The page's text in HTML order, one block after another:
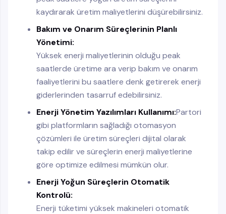
kaydırarak üretim maliyetlerini düşürebilirsiniz.
Bakım ve Onarım Süreçlerinin Planlı
Yönetimi:
Yüksek enerji maliyetlerinin olduğu peak
saatlerde üretime ara verip bakım ve onarım
faaliyetlerini bu saatlere denk getirerek enerji
giderlerinden tasarruf edebilirsiniz.
Enerji Yönetim Yazılımları Kullanımı:Partori
gibi platformların sağladığı otomasyon
çözümleri ile üretim süreçleri dijital olarak
takip edilir ve süreçlerin enerji maliyetlerine
göre optimize edilmesi mümkün olur.
Enerji Yoğun Süreçlerin Otomatik
Kontrolü:
Enerji tüketimi yüksek makineleri otomatik